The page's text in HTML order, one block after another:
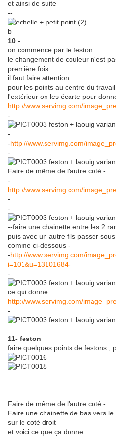
et ainsi de suite
--
b
10 -
on commence par le feston
le changement de couleur n'est
première fois
il faut faire attention
pour les points au centre du
l'extérieur on les écarte pour
http://www.servimg.com/
-
-
-http://www.servimg.com/
-
Faire de même de l'autre coté -
-
http://www.servimg.com/
-
-
--faire une chainette entre les 2
puis avec un autre fils passer
comme ci-dessous -
-http://www.servimg.com/
i=101&u=13101684-
-
ce qui donne
http://www.servimg.com/
-
11- feston
faire quelques points de festons ,
Faire de même de l'autre coté -
Faire une chainette de bas vers
sur le coté droit
et voici ce que ça donne